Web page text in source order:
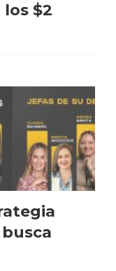
$2